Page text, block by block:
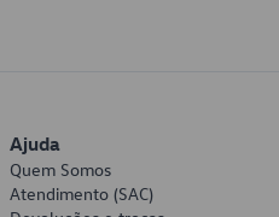
Ajuda
Quem Somos
Atendimento (SAC)